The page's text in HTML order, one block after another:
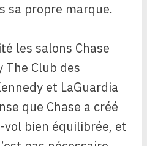
sa propre marque.
les salons Chase
The Club des
et LaGuardia
que Chase a créé
vol bien équilibrée, et